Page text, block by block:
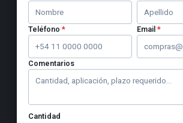
Teléfono * Email *
Comentarios
Cantidad